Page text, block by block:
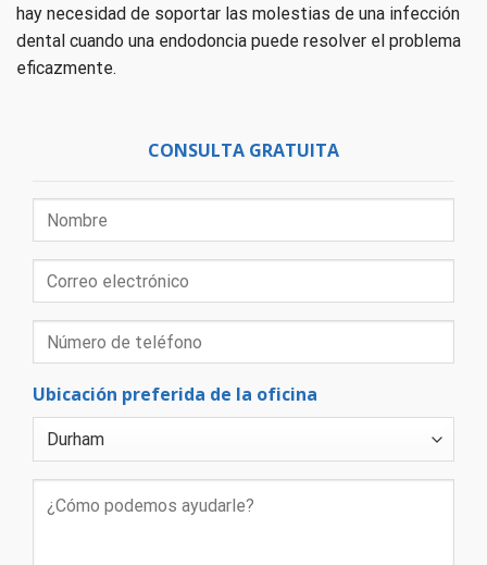
hay necesidad de soportar las molestias de una infección
dental cuando una endodoncia puede resolver el problema
eficazmente.
CONSULTA GRATUITA
Ubicación preferida de la oficina